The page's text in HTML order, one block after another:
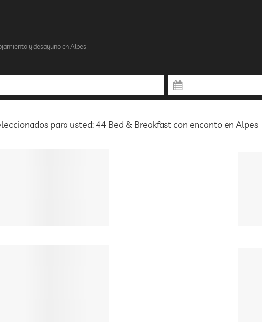
y desayuno en Alpes
para usted: 44 Bed & Breakfast con encanto en Alpes